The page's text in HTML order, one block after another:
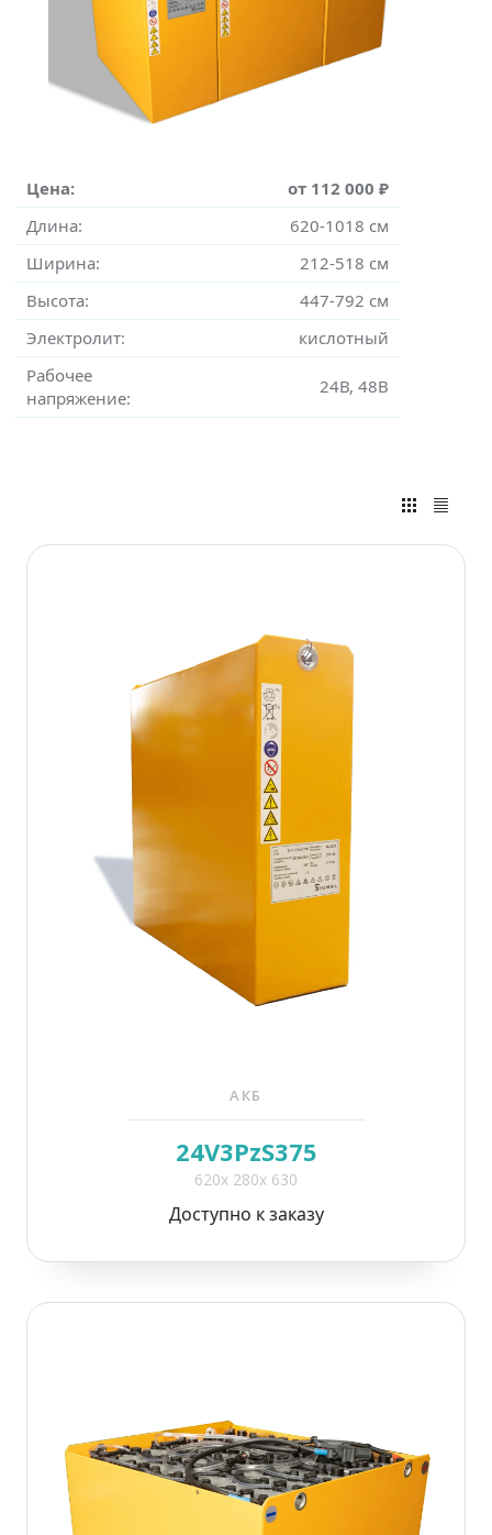
Цена:
от 112 000 ₽
Длина:
620-1018 см
Ширина:
212-518 см
Высота:
447-792 см
Электролит:
кислотный
Рабочее
напряжение:
24В, 48В
АКБ
24V3PzS375
620x 280x 630
Доступно к заказу